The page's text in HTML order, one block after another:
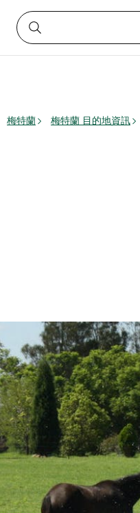
梅特蘭 梅特蘭 目的地資訊